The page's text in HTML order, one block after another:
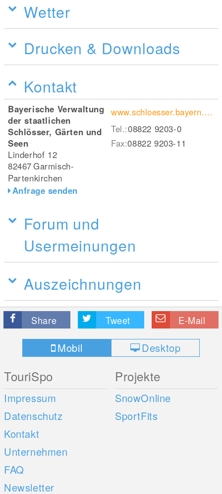
Wetter
Drucken & Downloads
Kontakt
Bayerische Verwaltung
der staatlichen
Schlösser, Gärten und
Seen
Linderhof 12
82467Garmisch-
Partenkirchen
Anfrage senden
www.schloesser.bayern.de/deutsch/schloss/objekte/schachen.htm
Tel.:08822 9203-0
Fax:08822 9203-11
Forum und
Usermeinungen
Auszeichnungen
Share Tweet E-Mail
Mobil Desktop
TouriSpo
Impressum
Datenschutz
Kontakt
Unternehmen
FAQ
Newsletter
Projekte
SnowOnline
SportFits